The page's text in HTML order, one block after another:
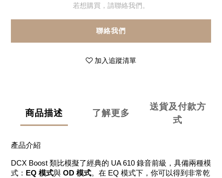
若想購買，請聯絡我們。
聯絡我們
加入追蹤清單
商品描述 了解更多
送貨及付款方
式
產品介紹
DCX Boost 類比模擬了經典的 UA 610 錄音前級，具備兩種模
式： EQ 模式與 OD 模式。在 EQ 模式下，你可以得到非常乾